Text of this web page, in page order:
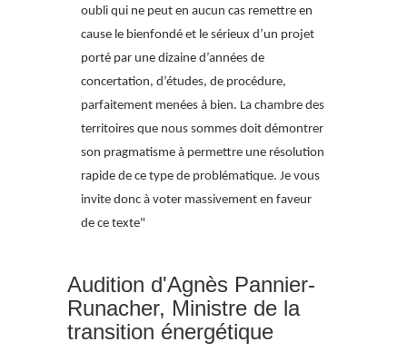
oubli qui ne peut en aucun cas remettre en
cause le bienfondé et le sérieux d’un projet
porté par une dizaine d’années de
concertation, d’études, de procédure,
parfaitement menées à bien. La chambre des
territoires que nous sommes doit démontrer
son pragmatisme à permettre une résolution
rapide de ce type de problématique. Je vous
invite donc à voter massivement en faveur
de ce texte"
Audition d'Agnès Pannier-
Runacher, Ministre de la
transition énergétique